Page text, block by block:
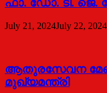
ഫാ. ഡോ. ടി. ജെ.
July 21, 2024July 22, 2024
ആതുരസേവന
മുഖ്യമന്ത്രി